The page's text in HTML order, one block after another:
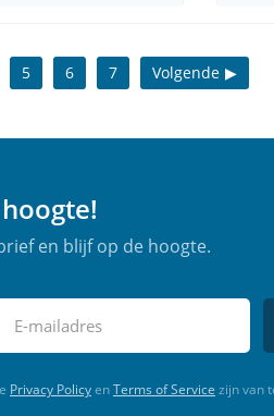
5 6 7 Volgende
en blijf op de hoogte.
Privacy PolicyenTerms of Service zijn van